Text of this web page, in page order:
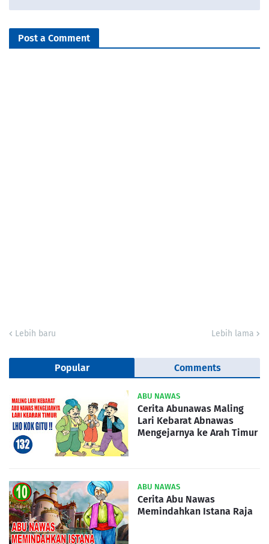
Post a Comment
Lebih baru Lebih lama
Popular Comments
ABU NAWAS
Cerita Abunawas Maling
Lari Kebarat Abnawas
Mengejarnya ke Arah Timur
ABU NAWAS
Cerita Abu Nawas
Memindahkan Istana Raja